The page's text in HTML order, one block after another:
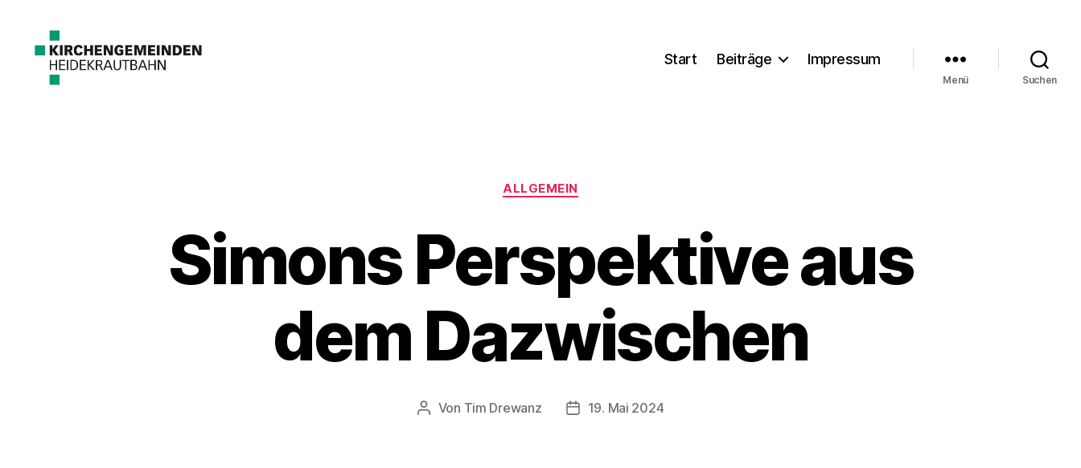
Start Beiträge Impressum
Menü Suchen
Kategorien
ALLGEMEIN
Simons Perspektive aus
dem Dazwischen
Beitragsautor
Von Tim Drewanz Veröffentlichungsdatum
19. Mai 2024